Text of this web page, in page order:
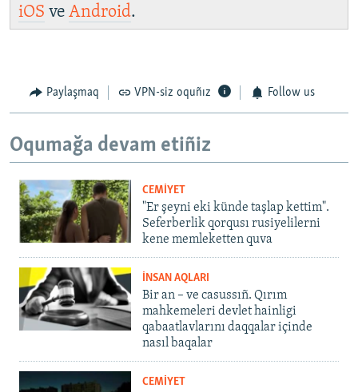
iOS ve Android.
Paylaşmaq VPN-siz oquñız Follow us
Oqumağa devam etiñiz
CEMİYET
"Er şeyni eki künde taşlap kettim".
Seferberlik qorqusı rusiyelilerni
kene memleketten quva
İNSAN AQLARI
Bir an – ve casussıñ. Qırım
mahkemeleri devlet hainligi
qabaatlavlarını daqqalar içinde
nasıl baqalar
CEMİYET